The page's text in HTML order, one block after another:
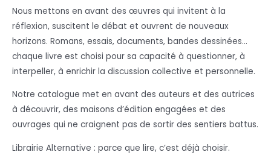
Nous mettons en avant des œuvres qui invitent à la
réflexion, suscitent le débat et ouvrent de nouveaux
horizons. Romans, essais, documents, bandes dessinées…
chaque livre est choisi pour sa capacité à questionner, à
interpeller, à enrichir la discussion collective et personnelle.
Notre catalogue met en avant des auteurs et des autrices
à découvrir, des maisons d’édition engagées et des
ouvrages qui ne craignent pas de sortir des sentiers battus.
Librairie Alternative : parce que lire, c’est déjà choisir.